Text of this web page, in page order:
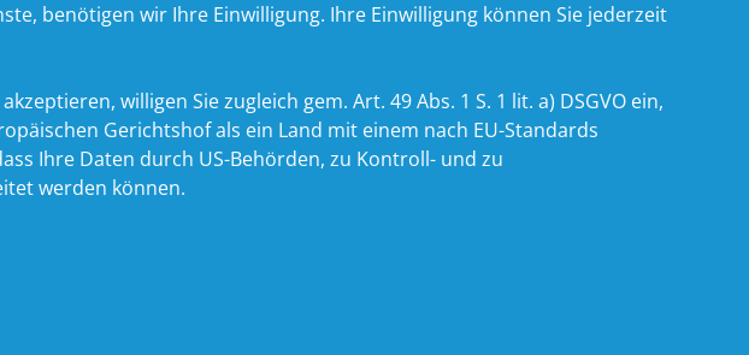
benötigen wir Ihre Einwilligung. Ihre Einwilligung können Sie jederzeit
willigen Sie zugleich gem. Art. 49 Abs. 1 S. 1 lit. a) DSGVO ein,
Gerichtshof als ein Land mit einem nach EU-Standards
Ihre Daten durch US-Behörden, zu Kontroll- und zu
werden können.